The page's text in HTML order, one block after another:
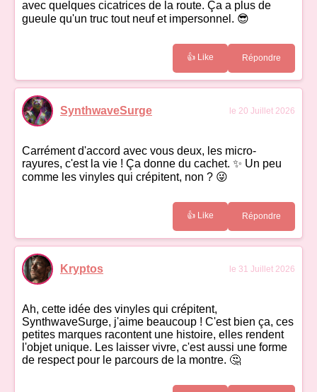
avec quelques cicatrices de la route. Ça a plus de
gueule qu'un truc tout neuf et impersonnel. 😎
👍 Like Répondre
SynthwaveSurge le 20 Juillet 2026
Carrément d'accord avec vous deux, les micro-
rayures, c'est la vie ! Ça donne du cachet. ✨ Un peu
comme les vinyles qui crépitent, non ? 😜
👍 Like Répondre
Kryptos le 31 Juillet 2026
Ah, cette idée des vinyles qui crépitent,
SynthwaveSurge, j'aime beaucoup ! C'est bien ça, ces
petites marques racontent une histoire, elles rendent
l'objet unique. Les laisser vivre, c'est aussi une forme
de respect pour le parcours de la montre. 🤔